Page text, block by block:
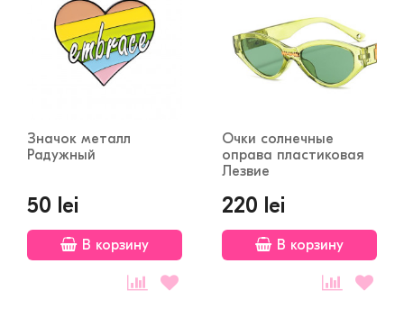
Значок металл
Радужный
50 lei
В корзину
Очки солнечные
оправа пластиковая
Лезвие
220 lei
В корзину